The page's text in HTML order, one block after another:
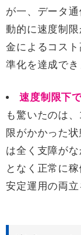
が一、データ
動的に速度制
金によるコス
準化を達成でき
速度制限下
も驚いたのは
限がかかった
は全く支障が
となく正常に
安定運用の両立